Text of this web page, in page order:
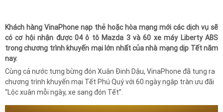
Khách hàng VinaPhone nạp thẻ hoặc hòa mạng mới các dịch vụ sẽ
có cơ hội nhận được 04 ô tô Mazda 3 và 60 xe máy Liberty ABS
trong chương trình khuyến mại lớn nhất của nhà mạng dịp Tết năm
nay.
Cùng cả nước tưng bừng đón Xuân Đinh Dậu, VinaPhone đã tung ra
chương trình khuyến mại Tết Phú Quý với 60 ngày ngập tràn ưu đãi
“Lộc xuân mỗi ngày, xe sang đón Tết”.